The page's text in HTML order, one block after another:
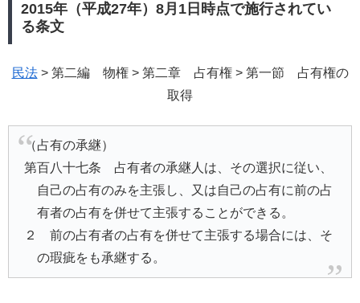
2015年（平成27年）8月1日時点で施行されてい
る条文
民法> 第二編 物権 > 第二章 占有権 > 第一節 占有権の
取得
（占有の承継）
第百八十七条 占有者の承継人は、その選択に従い、
自己の占有のみを主張し、又は自己の占有に前の占
有者の占有を併せて主張することができる。
２ 前の占有者の占有を併せて主張する場合には、そ
の瑕疵をも承継する。